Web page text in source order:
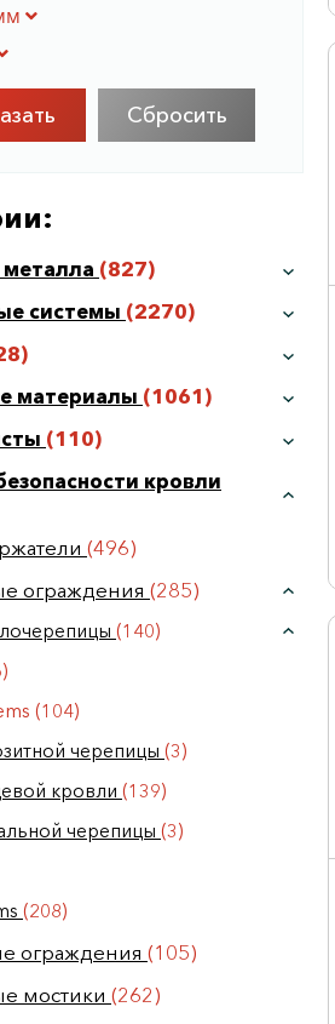
Сбросить
металла (827)
системы (2270)
материалы (1061)
(110)
кровли
(496)
ограждения (285)
(140)
(104)
черепицы (3)
кровли (139)
черепицы (3)
(208)
ограждения (105)
мостики (262)